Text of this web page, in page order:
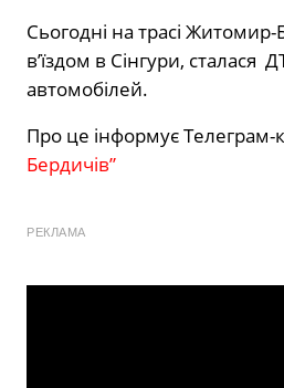
Сьогодні на трасі
в’їздом в Сінгури, сталася
автомобілей.
Про це інформує Телеграм-
Бердичів”
РЕКЛАМА